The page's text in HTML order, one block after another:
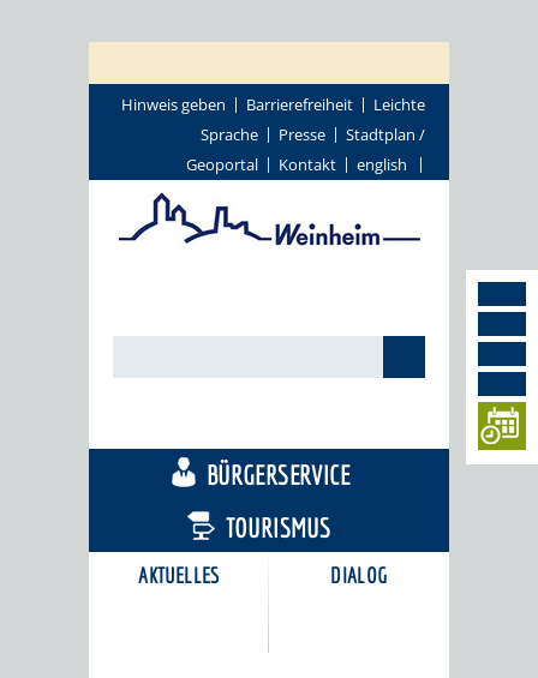
Hinweis geben Barrierefreiheit
Leichte
Sprache
Presse
Stadtplan /
Geoportal
Kontakt english
AKTUELLES DIALOG
BÜRGERSERVICE
TOURISMUS
KARRIEREPORTAL